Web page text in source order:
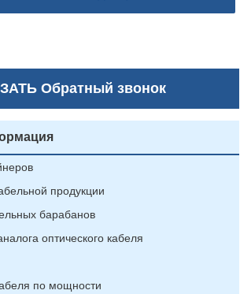
Обратный звонок
продукции
барабанов
оптического кабеля
по мощности